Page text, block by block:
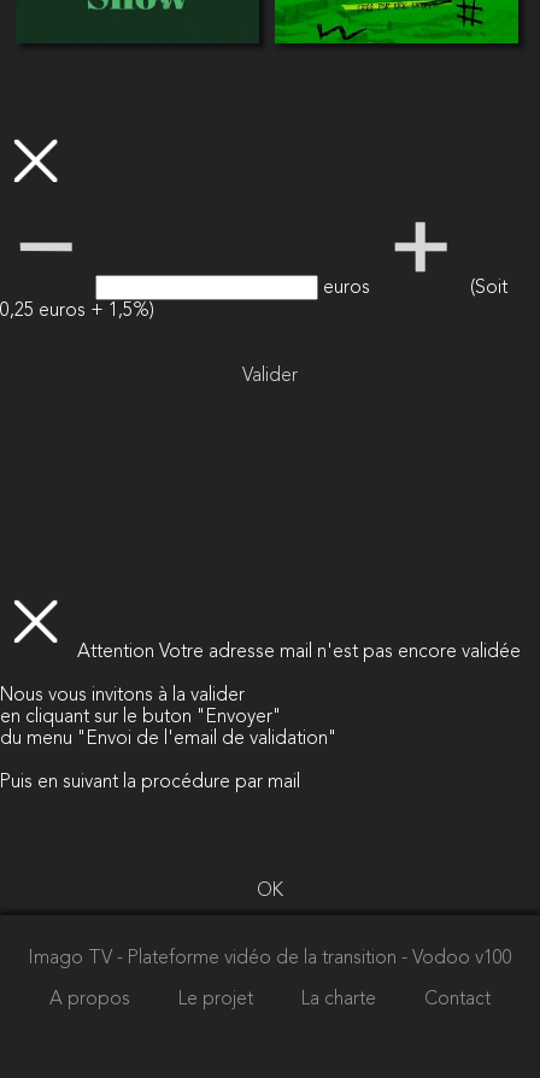
euros
(Soit
0,25 euros + 1,5%)
Valider
Attention Votre adresse mail n'est pas encore validée
Nous vous invitons à la valider
en cliquant sur le buton "Envoyer"
du menu "Envoi de l'email de validation"
Puis en suivant la procédure par mail
OK
Imago TV - Plateforme vidéo de la transition - Vodoo v100
A propos Le projet La charte Contact